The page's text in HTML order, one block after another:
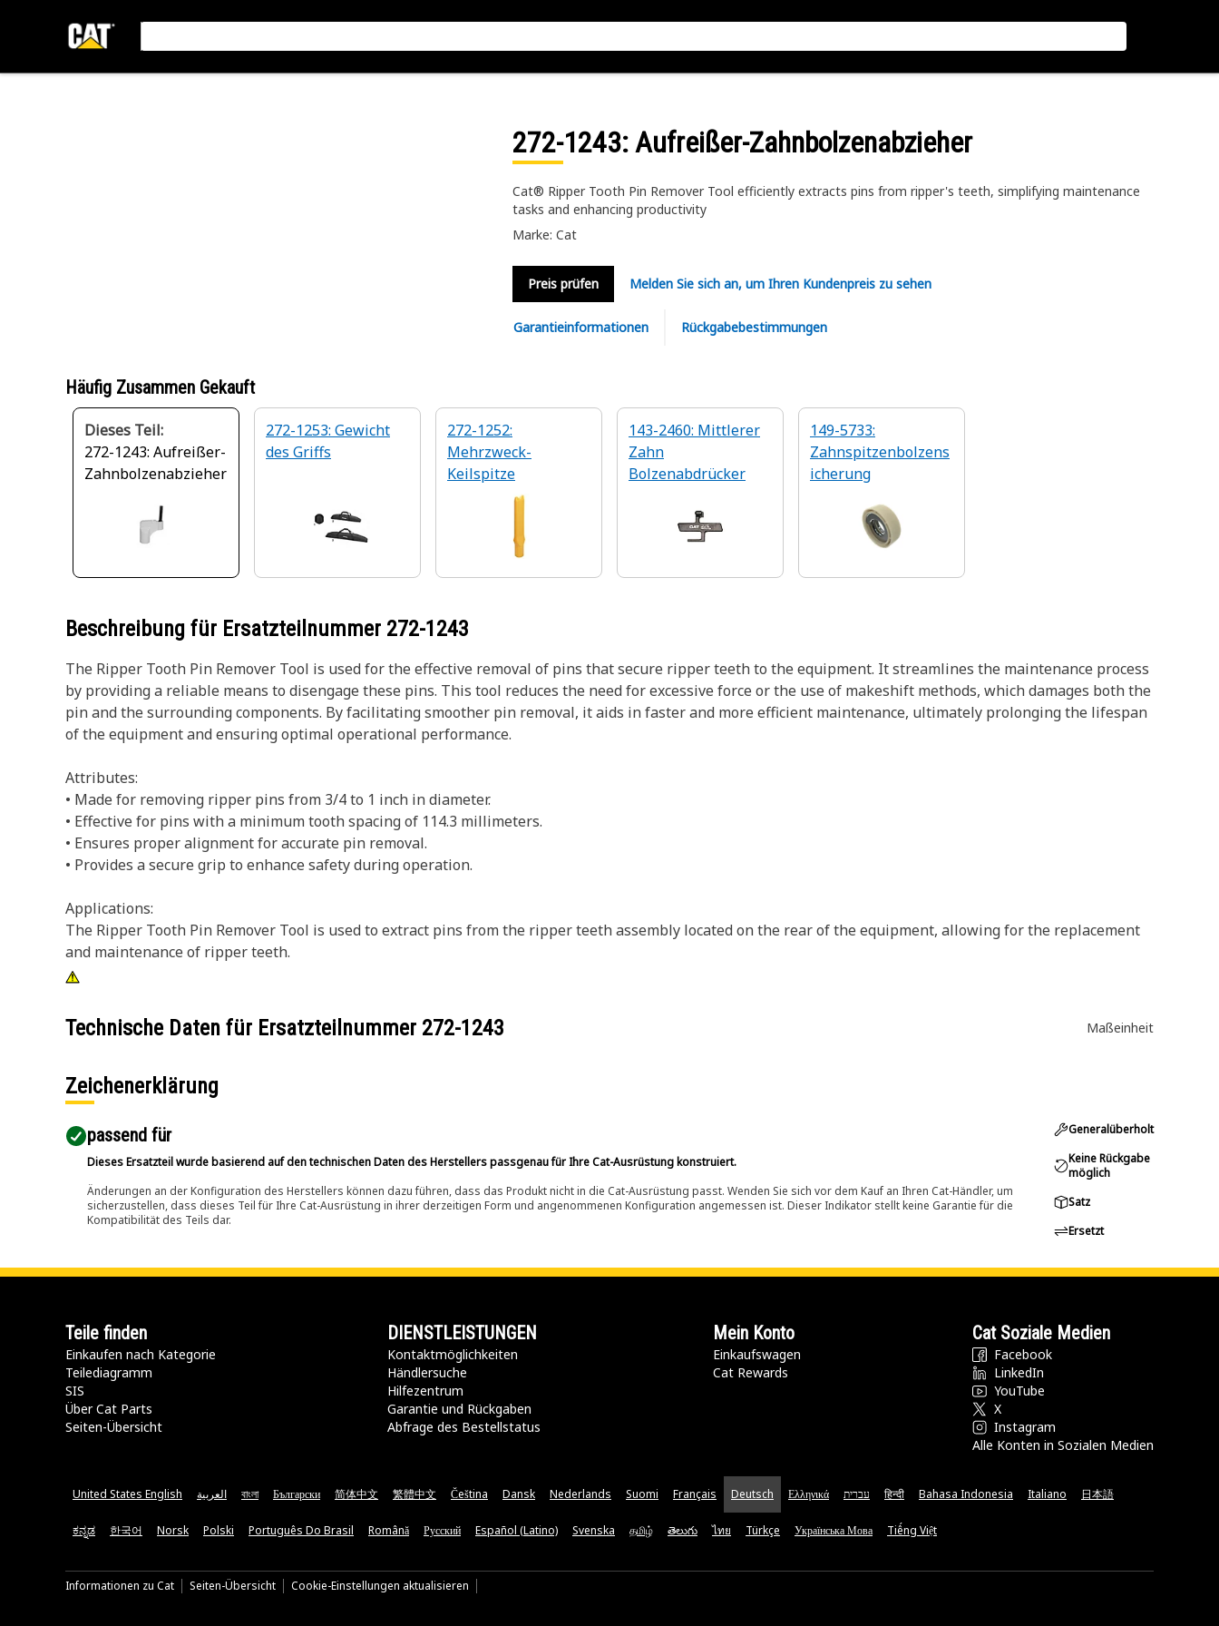
272-1243: Aufreißer-Zahnbolzenabzieher
Cat® Ripper Tooth Pin Remover Tool efficiently extracts pins from ripper's teeth, simplifying maintenance
tasks and enhancing productivity
Marke: Cat
Preis prüfen Melden Sie sich an, um Ihren Kundenpreis zu sehen
Garantieinformationen Rückgabebestimmungen
Häufig Zusammen Gekauft
Dieses Teil:
272-1243: Aufreißer-
Zahnbolzenabzieher
272-1253: Gewicht
des Griffs
272-1252:
Mehrzweck-
Keilspitze
143-2460: Mittlerer
Zahn
Bolzenabdrücker
149-5733:
Zahnspitzenbolzens
icherung
Beschreibung für Ersatzteilnummer 272-1243
The Ripper Tooth Pin Remover Tool is used for the effective removal of pins that secure ripper teeth to the equipment. It streamlines the maintenance process
by providing a reliable means to disengage these pins. This tool reduces the need for excessive force or the use of makeshift methods, which damages both the
pin and the surrounding components. By facilitating smoother pin removal, it aids in faster and more efficient maintenance, ultimately prolonging the lifespan
of the equipment and ensuring optimal operational performance.
Attributes:
• Made for removing ripper pins from 3/4 to 1 inch in diameter.
• Effective for pins with a minimum tooth spacing of 114.3 millimeters.
• Ensures proper alignment for accurate pin removal.
• Provides a secure grip to enhance safety during operation.
Applications:
The Ripper Tooth Pin Remover Tool is used to extract pins from the ripper teeth assembly located on the rear of the equipment, allowing for the replacement
and maintenance of ripper teeth.
Technische Daten für Ersatzteilnummer 272-1243 Maßeinheit
Zeichenerklärung
passend für​
Dieses Ersatzteil wurde basierend auf den technischen Daten des Herstellers passgenau für Ihre Cat-Ausrüstung konstruiert.
Änderungen an der Konfiguration des Herstellers können dazu führen, dass das Produkt nicht in die Cat-Ausrüstung passt. Wenden Sie sich vor dem Kauf an Ihren Cat-Händler, um
sicherzustellen, dass dieses Teil für Ihre Cat-Ausrüstung in ihrer derzeitigen Form und angenommenen Konfiguration angemessen ist. Dieser Indikator stellt keine Garantie für die
Kompatibilität des Teils dar.
Generalüberholt
Keine Rückgabe
möglich
Satz
Ersetzt
Teile finden
Einkaufen nach Kategorie
Teilediagramm
SIS
Über Cat Parts
Seiten-Übersicht
DIENSTLEISTUNGEN
Kontaktmöglichkeiten​
Händlersuche
Hilfezentrum
Garantie und Rückgaben
Abfrage des Bestellstatus
Mein Konto
Einkaufswagen
Cat Rewards
Cat Soziale Medien
Facebook
LinkedIn
YouTube
X
Instagram
Alle Konten in Sozialen Medien
United States English العربية বাংলা Български 简体中文 繁體中文 Čeština Dansk Nederlands Suomi Français Deutsch Ελληνικά עברית हिन्दी Bahasa Indonesia Italiano 日本語
ಕನ್ನಡ 한국어 Norsk Polski Português Do Brasil Română Русский Español (Latino) Svenska தமிழ் తెలుగు ไทย Türkçe Українська Мова Tiếng Việt
Informationen zu Cat Seiten-Übersicht Cookie-Einstellungen aktualisieren